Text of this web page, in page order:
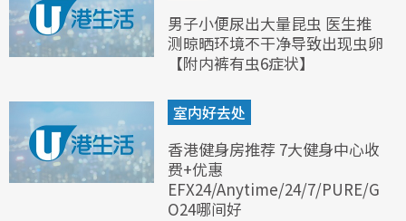
男子小便尿出大量昆虫 医生推
测晾晒环境不干净导致出现虫卵
【附内裤有虫6症状】
室内好去处
香港健身房推荐 7大健身中心收
费+优惠
EFX24/Anytime/24/7/PURE/G
O24哪间好